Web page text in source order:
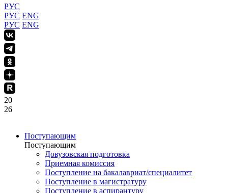
РУС
РУС ENG
РУС ENG
20
26
Поступающим
Поступающим
Довузовская подготовка
Приемная комиссия
Поступление на бакалавриат/специалитет
Поступление в магистратуру
Поступление в аспирантуру